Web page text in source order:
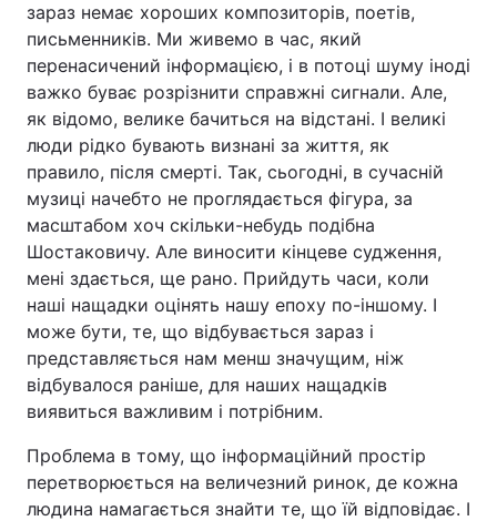
зараз немає хороших композиторів, поетів,
письменників. Ми живемо в час, який
перенасичений інформацією, і в потоці шуму іноді
важко буває розрізнити справжні сигнали. Але,
як відомо, велике бачиться на відстані. І великі
люди рідко бувають визнані за життя, як
правило, після смерті. Так, сьогодні, в сучасній
музиці начебто не проглядається фігура, за
масштабом хоч скільки-небудь подібна
Шостаковичу. Але виносити кінцеве судження,
мені здається, ще рано. Прийдуть часи, коли
наші нащадки оцінять нашу епоху по-іншому. І
може бути, те, що відбувається зараз і
представляється нам менш значущим, ніж
відбувалося раніше, для наших нащадків
виявиться важливим і потрібним.
Проблема в тому, що інформаційний простір
перетворюється на величезний ринок, де кожна
людина намагається знайти те, що їй відповідає. І